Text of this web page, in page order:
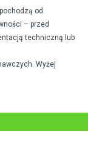
od
– przed
techniczną lub
Wyżej